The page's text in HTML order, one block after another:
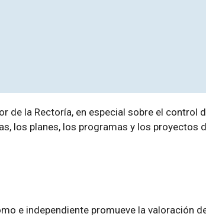
de la Rectoría, en especial sobre el control
los planes, los programas y los proyectos
e independiente promueve la valoración